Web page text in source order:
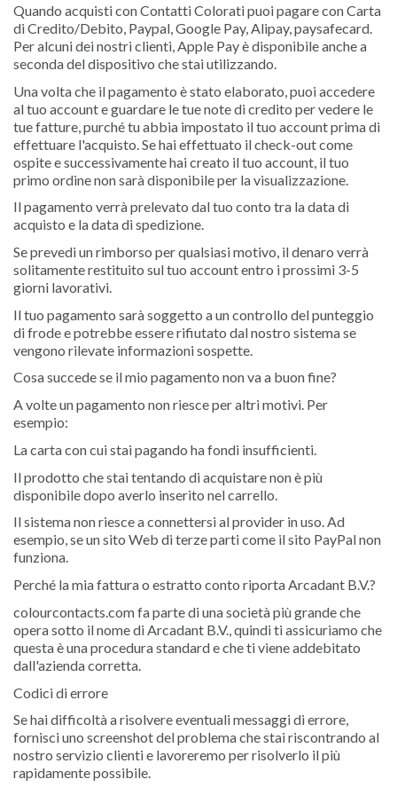
Quando acquisti con Contatti Colorati puoi pagare con Carta
di Credito/Debito, Paypal, Google Pay, Alipay, paysafecard.
Per alcuni dei nostri clienti, Apple Pay è disponibile anche a
seconda del dispositivo che stai utilizzando.
Una volta che il pagamento è stato elaborato, puoi accedere
al tuo account e guardare le tue note di credito per vedere le
tue fatture, purché tu abbia impostato il tuo account prima di
effettuare l'acquisto. Se hai effettuato il check-out come
ospite e successivamente hai creato il tuo account, il tuo
primo ordine non sarà disponibile per la visualizzazione.
Il pagamento verrà prelevato dal tuo conto tra la data di
acquisto e la data di spedizione.
Se prevedi un rimborso per qualsiasi motivo, il denaro verrà
solitamente restituito sul tuo account entro i prossimi 3-5
giorni lavorativi.
Il tuo pagamento sarà soggetto a un controllo del punteggio
di frode e potrebbe essere rifiutato dal nostro sistema se
vengono rilevate informazioni sospette.
Cosa succede se il mio pagamento non va a buon fine?
A volte un pagamento non riesce per altri motivi. Per
esempio:
La carta con cui stai pagando ha fondi insufficienti.
Il prodotto che stai tentando di acquistare non è più
disponibile dopo averlo inserito nel carrello.
Il sistema non riesce a connettersi al provider in uso. Ad
esempio, se un sito Web di terze parti come il sito PayPal non
funziona.
Perché la mia fattura o estratto conto riporta Arcadant B.V.?
colourcontacts.com fa parte di una società più grande che
opera sotto il nome di Arcadant B.V., quindi ti assicuriamo che
questa è una procedura standard e che ti viene addebitato
dall'azienda corretta.
Codici di errore
Se hai difficoltà a risolvere eventuali messaggi di errore,
fornisci uno screenshot del problema che stai riscontrando al
nostro servizio clienti e lavoreremo per risolverlo il più
rapidamente possibile.